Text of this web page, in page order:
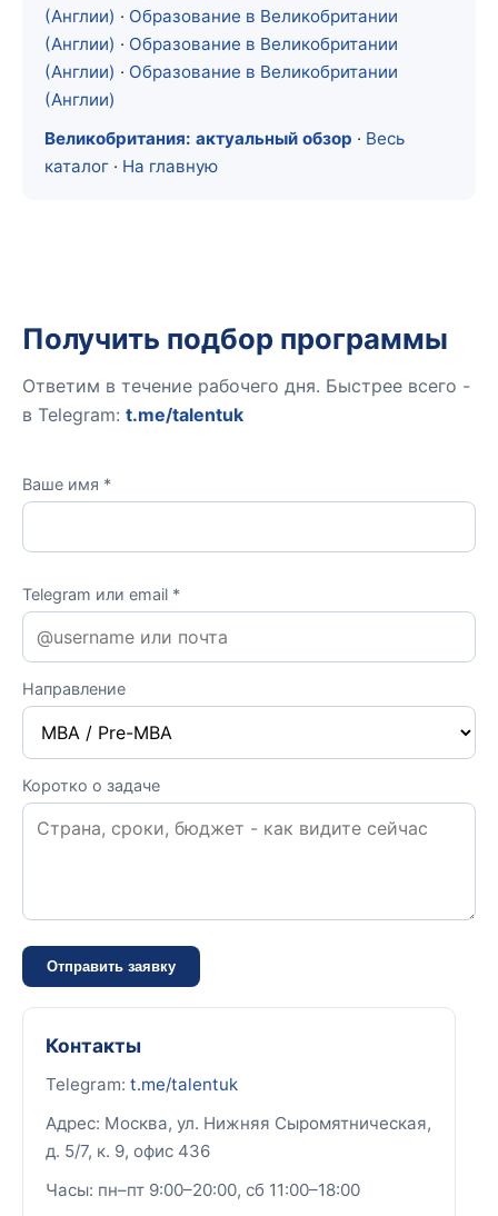
(Англии) · Образование в Великобритании
(Англии) · Образование в Великобритании
(Англии) · Образование в Великобритании
(Англии)
Великобритания: актуальный обзор · Весь
каталог · На главную
Получить подбор программы
Ответим в течение рабочего дня. Быстрее всего -
в Telegram: t.me/talentuk
Ваше имя *
Telegram или email *
Направление
Коротко о задаче
Отправить заявку
Контакты
Telegram: t.me/talentuk
Адрес: Москва, ул. Нижняя Сыромятническая,
д. 5/7, к. 9, офис 436
Часы: пн–пт 9:00–20:00, сб 11:00–18:00